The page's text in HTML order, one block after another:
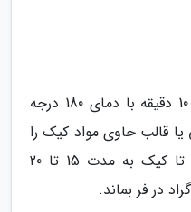
بهتر است فر را از قبل به مدت 10 دقیقه با دمای 180 درجه
یا قالب حاوی مواد کیک را
در فر قرار بدهید. اجازه بدهید تا کیک به مدت 15 تا 20